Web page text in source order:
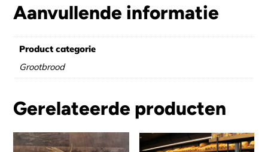
Aanvullende informatie
Product categorie
Grootbrood
Gerelateerde producten